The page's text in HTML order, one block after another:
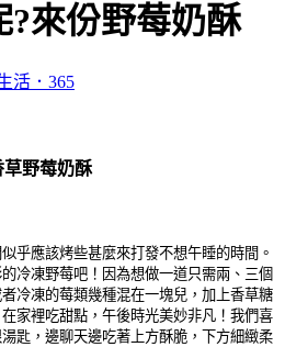
?來份野莓奶酥
活．365
草野莓奶酥
乎應該烤些甚麼來打發不想午睡的時間。
冷凍野莓吧！因為想做一道只需兩、三個
冷凍的莓類幾種混在一塊兒，加上香草糖
家裡吃甜點，午後時光美妙非凡！我們喜
匙，邊聊天邊吃著上方酥脆，下方細緻柔